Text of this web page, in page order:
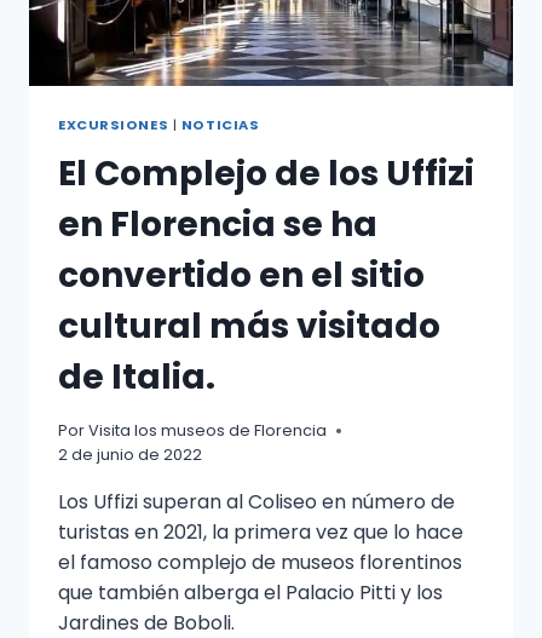
EXCURSIONES | NOTICIAS
El Complejo de los Uffizi
en Florencia se ha
convertido en el sitio
cultural más visitado
de Italia.
PorVisita los museos de Florencia
2 de junio de 2022
Los Uffizi superan al Coliseo en número de
turistas en 2021, la primera vez que lo hace
el famoso complejo de museos florentinos
que también alberga el Palacio Pitti y los
Jardines de Boboli.